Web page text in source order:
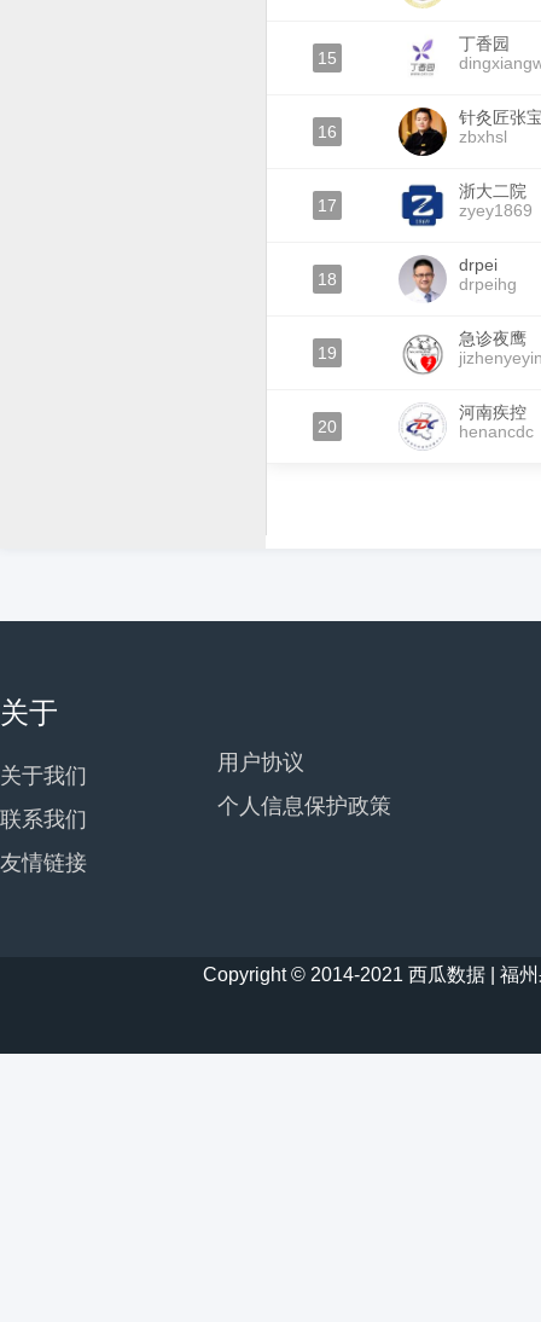
15
丁香园
16
针灸匠张
zbxhsl
17
浙大二院
zyey1869
18
drpei
drpeihg
19
急诊夜鹰
20
河南疾控
henancdc
关于
关于我们
联系我们
友情链接
用户协议
个人信息保护政策
Copyright © 2014-2021 西瓜数据 | 福